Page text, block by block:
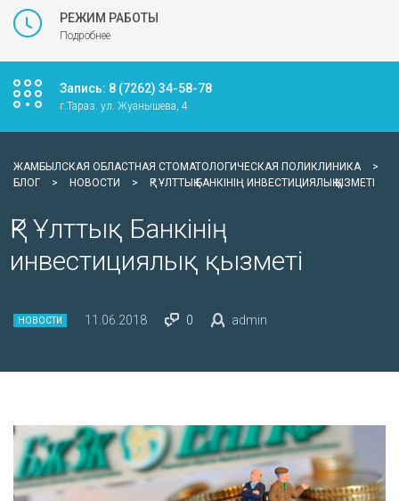
РЕЖИМ РАБОТЫ
Подробнее
Запись: 8 (7262) 34-58-78
г.Тараз. ул. Жуанышева, 4
ЖАМБЫЛСКАЯ ОБЛАСТНАЯ СТОМАТОЛОГИЧЕСКАЯ ПОЛИКЛИНИКА
>
БЛОГ
> НОВОСТИ > ҚР ҰЛТТЫҚ БАНКІНІҢ ИНВЕСТИЦИЯЛЫҚ ҚЫЗМЕТІ
ҚР Ұлттық Банкінің
инвестициялық қызметі
НОВОСТИ 11.06.2018 0 admin